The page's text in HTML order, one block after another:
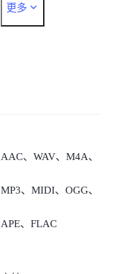
5G/4G/3G/2G、广电
更多
AAC、WAV、M4A、
MP3、MIDI、OGG、
APE、FLAC